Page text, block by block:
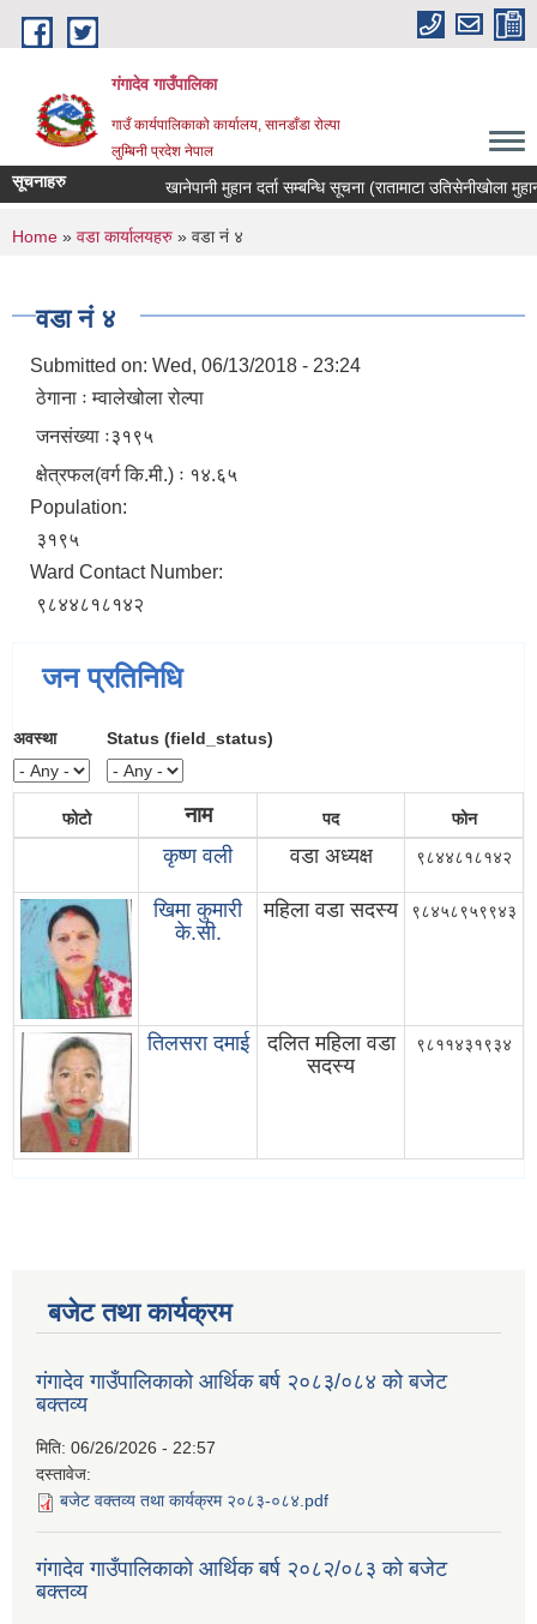
Skip to main content
गंगादेव गाउँपालिका
गाउँ कार्यपालिकाको कार्यालय, सानडाँडा रोल्पा
लुम्बिनी प्रदेश नेपाल
सूचनाहरु खानेपानी मुहान दर्ता सम्बन्धि सूचना (रातामाटा उतिसेनीखोला मुहान)
You are here
Home » वडा कार्यालयहरु » वडा नं ४
वडा नं ४
Submitted on: Wed, 06/13/2018 - 23:24
ठेगाना ः म्वालेखोला रोल्पा
जनसंख्या ः३१९५
क्षेत्रफल(वर्ग कि.मी.) ः १४.६५
Population:
३१९५
Ward Contact Number:
९८४४८१८१४२
जन प्रतिनिधि
अवस्था Status (field_status)
फोटो नाम पद फोन
कृष्ण वली वडा अध्यक्ष ९८४४८१८१४२
खिमा कुमारी
के.सी.
महिला वडा सदस्य ९८४५८९५९९४३
तिलसरा दमाई
दलित महिला वडा
सदस्य
९८११४३१९३४
बजेट तथा कार्यक्रम
गंगादेव गाउँपालिकाको आर्थिक बर्ष २०८३/०८४ को बजेट
बक्तव्य
मिति: 06/26/2026 - 22:57
दस्तावेज:
बजेट वक्तव्य तथा कार्यक्रम २०८३-०८४.pdf
गंगादेव गाउँपालिकाको आर्थिक बर्ष २०८२/०८३ को बजेट
बक्तव्य